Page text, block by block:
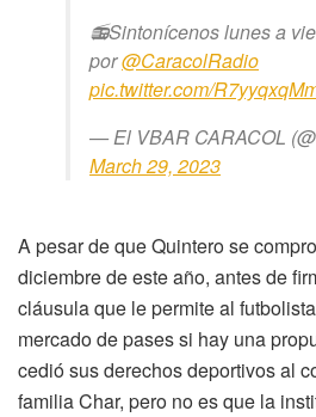
📻Sintonícenos lunes a
por@CaracolRadio
pic.twitter.com/
— El VBAR CARACOL
March 29, 2023
A pesar de que Quintero se
diciembre de este año, antes de
cláusula que le permite al
mercado de pases si hay una
cedió sus derechos deportivos al
familia Char, pero no es que la